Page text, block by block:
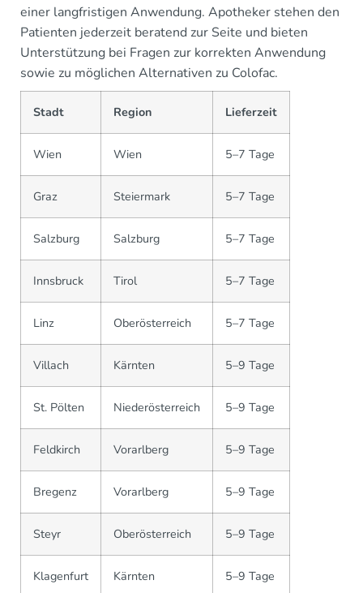
einer langfristigen Anwendung. Apotheker stehen den
Patienten jederzeit beratend zur Seite und bieten
Unterstützung bei Fragen zur korrekten Anwendung
sowie zu möglichen Alternativen zu Colofac.
Stadt Region Lieferzeit
Wien Wien 5–7 Tage
Graz Steiermark 5–7 Tage
Salzburg Salzburg 5–7 Tage
Innsbruck Tirol 5–7 Tage
Linz Oberösterreich 5–7 Tage
Villach Kärnten 5–9 Tage
St. Pölten Niederösterreich 5–9 Tage
Feldkirch Vorarlberg 5–9 Tage
Bregenz Vorarlberg 5–9 Tage
Steyr Oberösterreich 5–9 Tage
Klagenfurt Kärnten 5–9 Tage